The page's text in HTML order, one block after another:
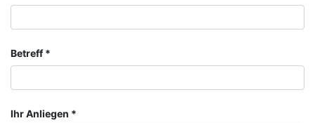
Betreff
Ihr Anliegen